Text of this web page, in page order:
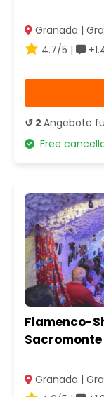
Granada |
4.7/5 |
↺ 2 Angebote
Free
Flamenco-
Sacromonte
Granada |